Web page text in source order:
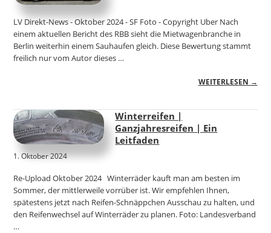
LV Direkt-News - Oktober 2024 - SF Foto - Copyright Uber Nach
einem aktuellen Bericht des RBB sieht die Mietwagenbranche in
Berlin weiterhin einem Sauhaufen gleich. Diese Bewertung stammt
freilich nur vom Autor dieses …
WEITERLESEN →
Winterreifen |
Ganzjahresreifen | Ein
Leitfaden
1. Oktober 2024
Re-Upload Oktober 2024 Winterräder kauft man am besten im
Sommer, der mittlerweile vorrüber ist. Wir empfehlen Ihnen,
spätestens jetzt nach Reifen-Schnäppchen Ausschau zu halten, und
den Reifenwechsel auf Winterräder zu planen. Foto: Landesverband
…